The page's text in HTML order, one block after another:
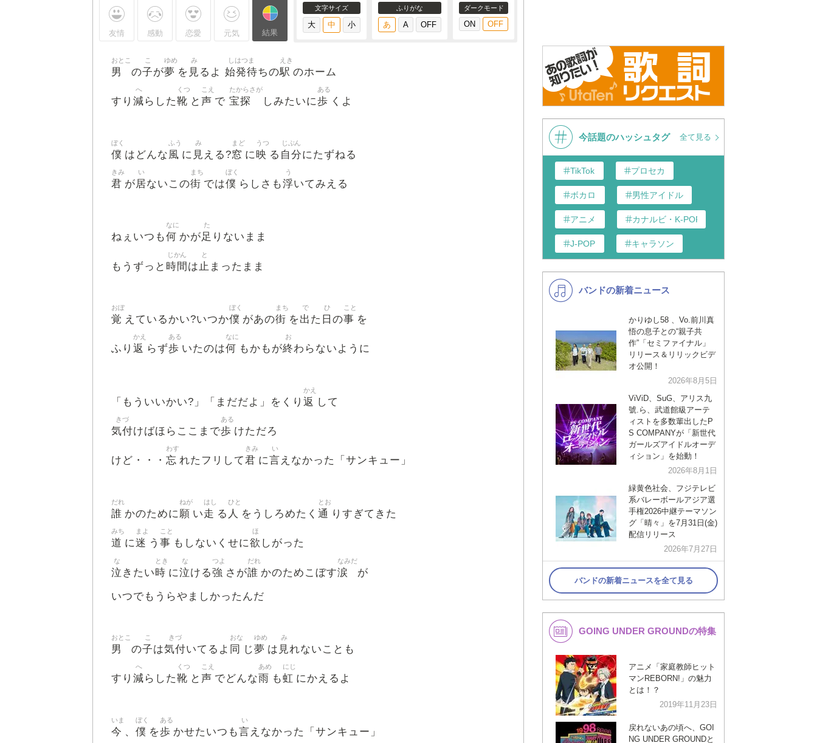
友情 感動 恋愛 元気 結果
文字サイズ ふりがな ダークモード
男
おとこ
の子
こ
が夢
ゆめ
を 見
み
るよ 始発待
しはつま
ちの駅
えき
のホーム
すり 減
へ
らした靴
くつ
と 声
こえ
で 宝探
たからさが
しみたいに歩
ある
くよ
僕
ぼく
はどんな 風
ふう
に 見
み
える?窓
まど
に映
うつ
る 自分
じぶん
にたずねる
君
きみ
が居
い
ないこの街
まち
では僕
ぼく
らしさも浮
う
いてみえる
ねぇいつも何
なに
かが足
た
りないまま
もうずっと 時間
じかん
は 止
と
まったまま
覚
おぼ
えているかい?いつか僕
ぼく
があの街
まち
を出
で
た 日
ひ
の事
こと
を
ふり 返
かえ
らず歩
ある
いたのは何
なに
もかもが終
お
わらないように
「もういいかい?」「まだだよ」をくり 返
かえ
して
気付
きづ
けばほらここまで歩
ある
けただろ
けど・・・ 忘
わす
れたフリして君
きみ
に言
い
えなかった「サンキュー」
誰
だれ
かのために願
ねが
い走
はし
る 人
ひと
をうしろめたく 通
とお
りすぎてきた
道
みち
に迷
まよ
う 事
こと
もしないくせに欲
ほ
しがった
泣
な
きたい時
とき
に泣
な
ける強
つよ
さが誰
だれ
かのためこぼす涙
なみだ
が
いつでもうらやましかったんだ
男
おとこ
の子
こ
は気付
きづ
いてるよ 同
おな
じ夢
ゆめ
は 見
み
れないことも
すり 減
へ
らした靴
くつ
と 声
こえ
でどんな雨
あめ
も虹
にじ
にかえるよ
今
いま
、 僕
ぼく
を歩
ある
かせたいつも言
い
えなかった「サンキュー」
今話題のハッシュタグ 全て見る
TikTok プロセカ
ボカロ 男性アイドル
アニメ カナルビ・K-POP和訳
J-POP キャラソン
K-POP 演歌・歌謡
洋楽
VTuber ディズニー
バンドの新着ニュース
かりゆし58 、Vo.前川真
悟の息子との“親子共
作”「セミファイナル」
リリース＆リリックビデ
オ公開！
2026年8月5日
ViViD、SuG、アリス九
號.ら、武道館級アーテ
ィストを多数輩出したP
S COMPANYが「新世代
ガールズアイドルオーデ
ィション」を始動！
2026年8月1日
緑黄色社会、フジテレビ
系バレーボールアジア選
手権2026中継テーマソン
グ「晴々」を7月31日(金)
配信リリース
2026年7月27日
バンドの新着ニュースを全て見る
GOING UNDER GROUNDの特集
アニメ「家庭教師ヒット
マンREBORN!」の魅力
とは！？
2019年11月23日
戻れないあの頃へ、GOI
NG UNDER GROUNDと